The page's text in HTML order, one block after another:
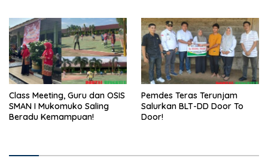
Class Meeting, Guru dan OSIS
SMAN I Mukomuko Saling
Beradu Kemampuan!
Pemdes Teras Terunjam
Salurkan BLT-DD Door To
Door!